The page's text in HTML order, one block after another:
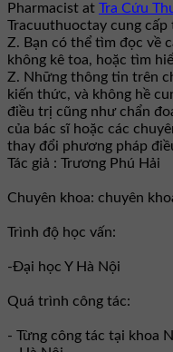
Pharmacist at Tra Cứu
Tracuuthuoctay cung
Z. Bạn có thể tìm đọc về
không kê toa, hoặc tìm
Z. Những thông tin trên
kiến thức, và không hề
điều trị cũng như chẩn
của bác sĩ hoặc các
thay đổi phương pháp
Tác giả : Trương Phú Hải
Chuyên khoa: chuyên
Trình độ học vấn:
-Đại học Y Hà Nội
Quá trình công tác:
- Từng công tác tại khoa